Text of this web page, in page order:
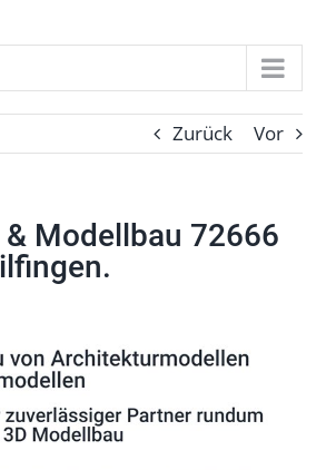
Zurück Vor
& Modellbau 72666